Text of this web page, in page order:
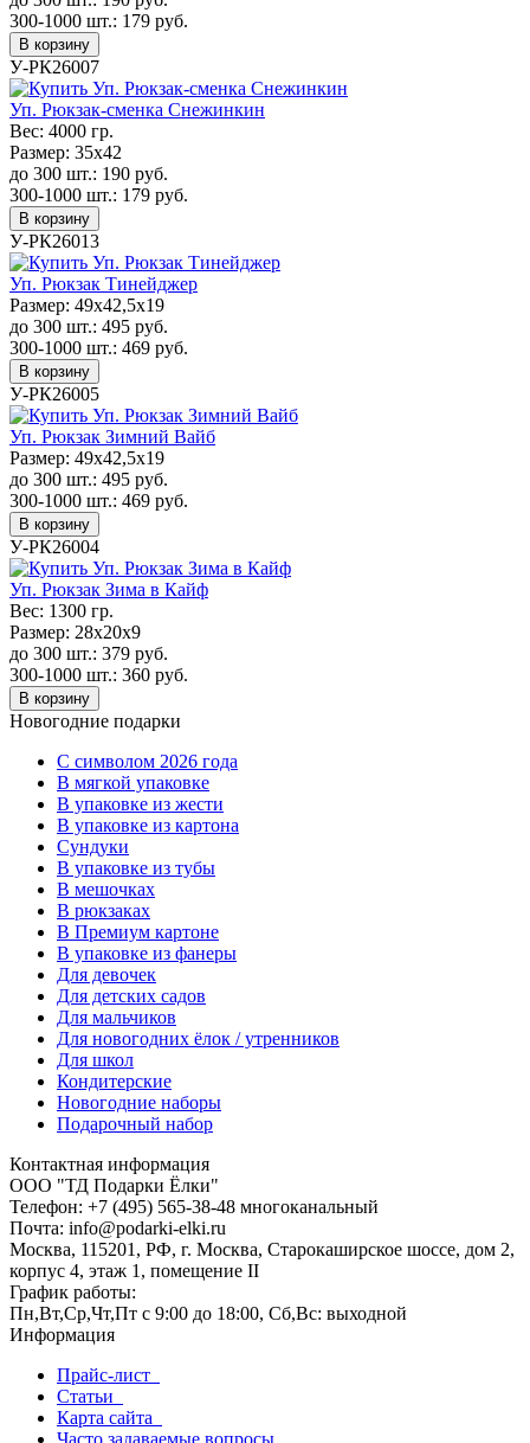
300-1000 шт.: 179 руб.
В корзину
У-РК26007
Уп. Рюкзак-сменка Снежинкин
Вес: 4000 гр.
Размер: 35х42
до 300 шт.: 190 руб.
300-1000 шт.: 179 руб.
В корзину
У-РК26013
Уп. Рюкзак Тинейджер
Размер: 49х42,5х19
до 300 шт.: 495 руб.
300-1000 шт.: 469 руб.
В корзину
У-РК26005
Уп. Рюкзак Зимний Вайб
Размер: 49х42,5х19
до 300 шт.: 495 руб.
300-1000 шт.: 469 руб.
В корзину
У-РК26004
Уп. Рюкзак Зима в Кайф
Вес: 1300 гр.
Размер: 28х20x9
до 300 шт.: 379 руб.
300-1000 шт.: 360 руб.
В корзину
Новогодние подарки
C символом 2026 года
В мягкой упаковке
В упаковке из жести
В упаковке из картона
Сундуки
В упаковке из тубы
В мешочках
В рюкзаках
В Премиум картоне
В упаковке из фанеры
Для девочек
Для детских садов
Для мальчиков
Для новогодних ёлок / утренников
Для школ
Кондитерские
Новогодние наборы
Подарочный набор
Контактная информация
ООО "ТД Подарки Ёлки"
Телефон: +7 (495) 565-38-48 многоканальный
Почта: info@podarki-elki.ru
Москва, 115201, РФ, г. Москва, Старокаширское шоссе, дом 2,
корпус 4, этаж 1, помещение II
График работы:
Пн,Вт,Ср,Чт,Пт с 9:00 до 18:00, Сб,Вс: выходной
Информация
Прайс-лист
Статьи
Карта сайта
Часто задаваемые вопросы